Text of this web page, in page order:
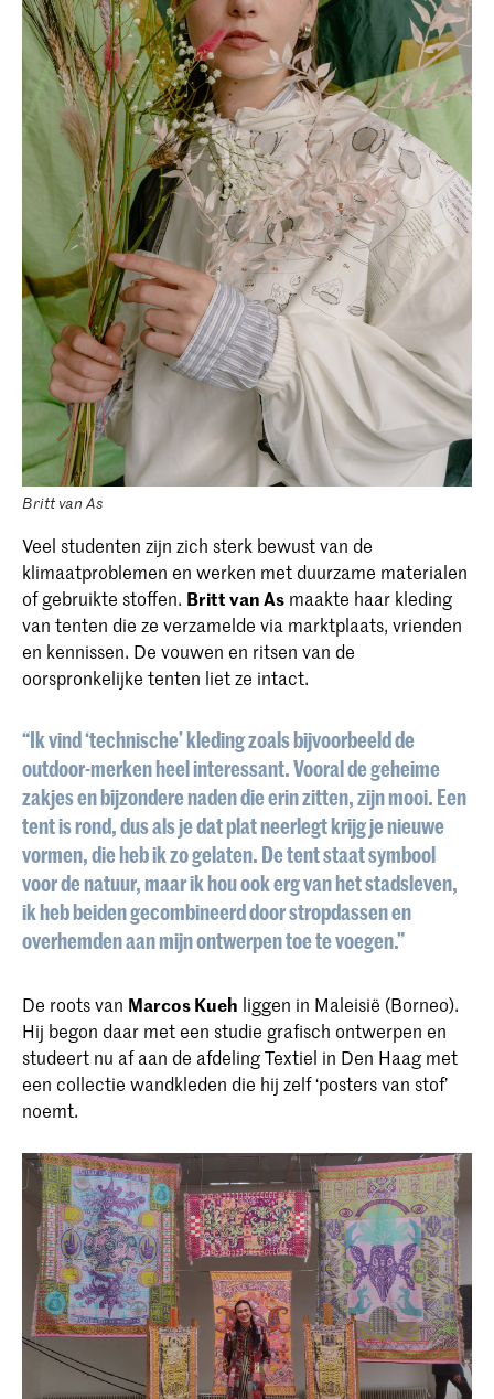
Britt van As
Veel studenten zijn zich sterk bewust van de
klimaatproblemen en werken met duurzame materialen
of gebruikte stoffen. Britt van As maakte haar kleding
van tenten die ze verzamelde via marktplaats, vrienden
en kennissen. De vouwen en ritsen van de
oorspronkelijke tenten liet ze intact.
“Ik vind ‘technische’ kleding zoals bijvoorbeeld de
outdoor-merken heel interessant. Vooral de geheime
zakjes en bijzondere naden die erin zitten, zijn mooi. Een
tent is rond, dus als je dat plat neerlegt krijg je nieuwe
vormen, die heb ik zo gelaten. De tent staat symbool
voor de natuur, maar ik hou ook erg van het stadsleven,
ik heb beiden gecombineerd door stropdassen en
overhemden aan mijn ontwerpen toe te voegen.”
De roots van Marcos Kueh liggen in Maleisië (Borneo).
Hij begon daar met een studie grafisch ontwerpen en
studeert nu af aan de afdeling Textiel in Den Haag met
een collectie wandkleden die hij zelf ‘posters van stof’
noemt.